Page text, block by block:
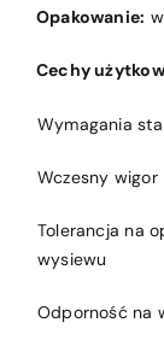
Opakowanie:
Cechy
Wymagania
Wczesny wigor
Tolerancja na
wysiewu
Odporność na